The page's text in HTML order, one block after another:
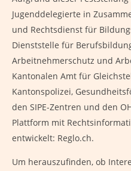
Jugenddelegierte in
und Rechtsdienst für
Dienststelle für
Arbeitnehmerschutz und
Kantonalen Amt für
Kantonspolizei,
den SIPE-Zentren und den
Plattform mit
entwickelt: Reglo.ch.
Um herauszufinden, ob